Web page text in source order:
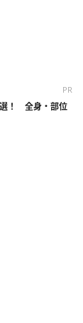
PR
選！ 全身・部位